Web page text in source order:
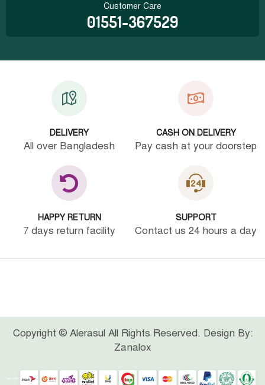
Customer Care
01551-367529
DELIVERY
All over Bangladesh
CASH ON DELIVERY
Pay cash at your doorstep
HAPPY RETURN
7 days return facility
SUPPORT
Contact us 24 hours a day
Copyright © Alerasul All Rights Reserved. Design By:
Zanalox